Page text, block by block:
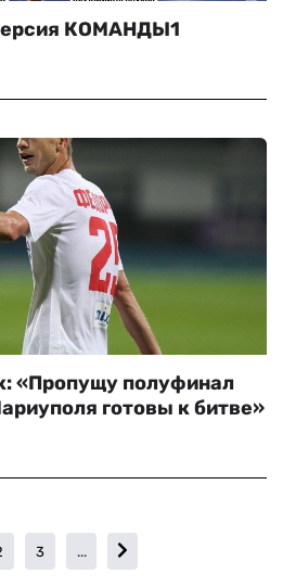
КОМАНДЫ1
«Пропущу полуфинал
готовы к битве»
3 ...